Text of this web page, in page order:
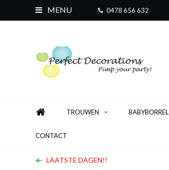
MENU 0478 656 632
TROUWEN BABYBORREL
CONTACT
LAATSTE DAGEN!!